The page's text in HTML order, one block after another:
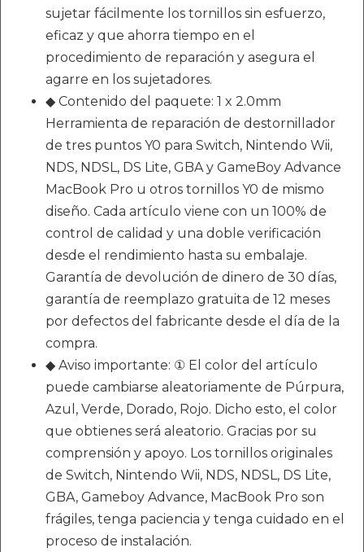
sujetar fácilmente los tornillos sin esfuerzo,
eficaz y que ahorra tiempo en el
procedimiento de reparación y asegura el
agarre en los sujetadores.
◆ Contenido del paquete: 1 x 2.0mm
Herramienta de reparación de destornillador
de tres puntos Y0 para Switch, Nintendo Wii,
NDS, NDSL, DS Lite, GBA y GameBoy Advance
MacBook Pro u otros tornillos Y0 de mismo
diseño. Cada artículo viene con un 100% de
control de calidad y una doble verificación
desde el rendimiento hasta su embalaje.
Garantía de devolución de dinero de 30 días,
garantía de reemplazo gratuita de 12 meses
por defectos del fabricante desde el día de la
compra.
◆ Aviso importante: ① El color del artículo
puede cambiarse aleatoriamente de Púrpura,
Azul, Verde, Dorado, Rojo. Dicho esto, el color
que obtienes será aleatorio. Gracias por su
comprensión y apoyo. Los tornillos originales
de Switch, Nintendo Wii, NDS, NDSL, DS Lite,
GBA, Gameboy Advance, MacBook Pro son
frágiles, tenga paciencia y tenga cuidado en el
proceso de instalación.